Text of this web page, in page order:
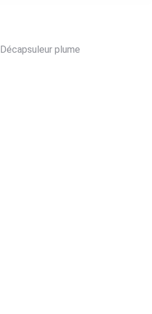
Décapsuleur plume